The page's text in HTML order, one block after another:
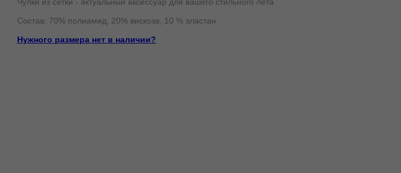
Чулки из сетки - актуальный аксессуар для вашего стильного лета
Состав: 70% полиамид, 20% вискоза, 10 % эластан
Нужного размера нет в наличии?